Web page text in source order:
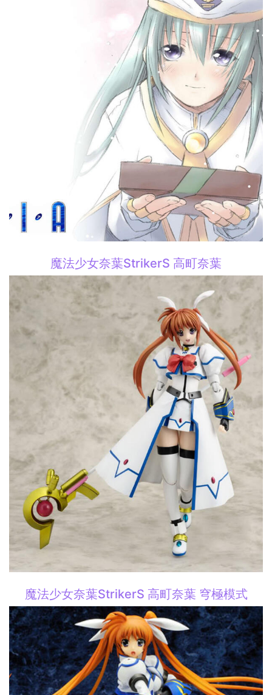
魔法少女奈葉StrikerS 高町奈葉
魔法少女奈葉StrikerS 高町奈葉 穹極模式